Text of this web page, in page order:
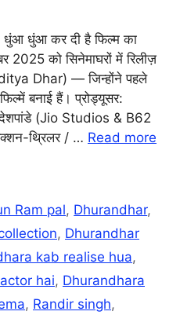
धुंआ कर दी है फिल्म का
2025 को सिनेमाघरों में रिलीज़
Dhar) — जिन्होंने पहले
बनाई हैं। प्रोड्यूसर:
(Jio Studios & B62
थ्रिलर / … Read more
Ram pal, Dhurandhar,
, Dhurandhar
kab realise hua,
hai, Dhurandhara
, Randir singh,